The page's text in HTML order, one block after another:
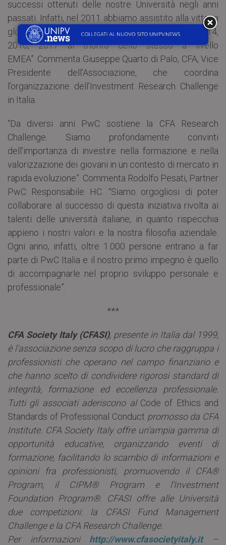
successi ottenuti delle nostre Università negli anni
passati. Infatti, nel 2011 abbiamo assistito alla vittoria
globale del Politecnico, e negli anni successivi 2014,
2016, 2017 al trionfo dello stesso a livello
EMEA”. Commenta Giuseppe Quarto di Palo, CFA, Vice
Presidente dell’Associazione, che coordina
l’organizzazione dell’Investment Research Challenge
in Italia.
“Da diversi anni PwC sostiene la CFA Research
Challenge. Siamo profondamente convinti
dell’importanza di investire nella formazione e nella
valorizzazione dei giovani in un contesto di mercato in
rapida evoluzione”. Commenta Rodolfo Pesati, Partner
PwC Responsabile HC. “Siamo orgogliosi di poter
collaborare al successo di questa iniziativa rivolta ai
talenti delle università italiane, in quanto rispecchia
appieno i nostri valori e la nostra filosofia aziendale.
Ogni anno, infatti, oltre 1.000 persone entrano a far
parte di PwC Italia e il nostro primo impegno è quello
di accompagnarle nel proprio sviluppo personale e
professionale”.
***
CFA Society Italy (CFASI), presente in Italia dal 1999,
è l’associazione senza scopo di lucro che raggruppa i
professionisti che operano nel campo finanziario e
che hanno scelto di condividere rigorosi standard di
integrità, formazione ed eccellenza professionale.
Tutti gli associati aderiscono al Code of Ethics and
Standards of Professional Conduct promosso da CFA
Institute. CFA Society Italy offre un’ampia gamma di
opportunità educative, organizzando eventi di
formazione, facilitando lo scambio di informazioni e
opinioni fra professionisti, promuovendo il CFA®
Program, il CIPM® Program e l’Investment
Foundation Program®. CFASI offre alle Università
due competizioni: la CFASI Fund Management
Challenge e la CFA Research Challenge.
Per informazioni http://www.cfasocietyitaly.it–